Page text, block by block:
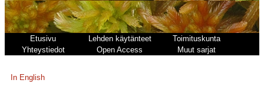
Etusivu Lehden käytänteet
Toimituskunta
Yhteystiedot
Open Access Muut sarjat
In English